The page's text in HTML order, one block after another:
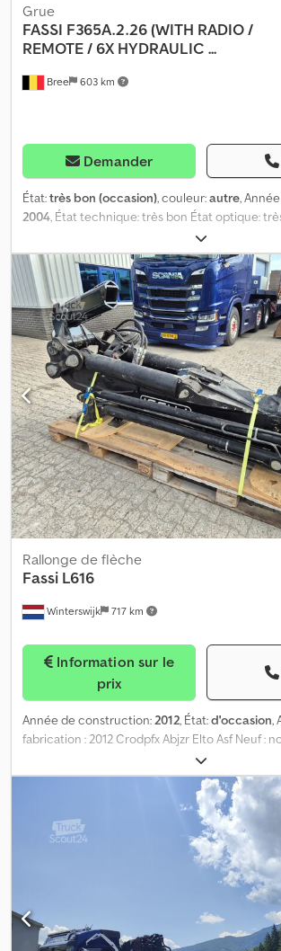
Bree 603 km
Grue
FASSI F365A.2.26 (WITH RADIO /
REMOTE / 6X HYDRAULIC ...
Demander
État:très bon (occasion), couleur:autre,
2004 , État technique: très bon État optique:
Winterswijk 717 km
Rallonge de flèche
Fassi L616
prix
Année de construction:2012, État:d'occasion,
fabrication : 2012 Crodpfx Abjzr Elto Asf Neuf :
Adapté pour : engins de chantier État général :
technique : bon État optique : bon Prix : sur
obtenir de plus amples informations, veuillez
Gerrits, Peter Gerrits ou M. Gerrits.